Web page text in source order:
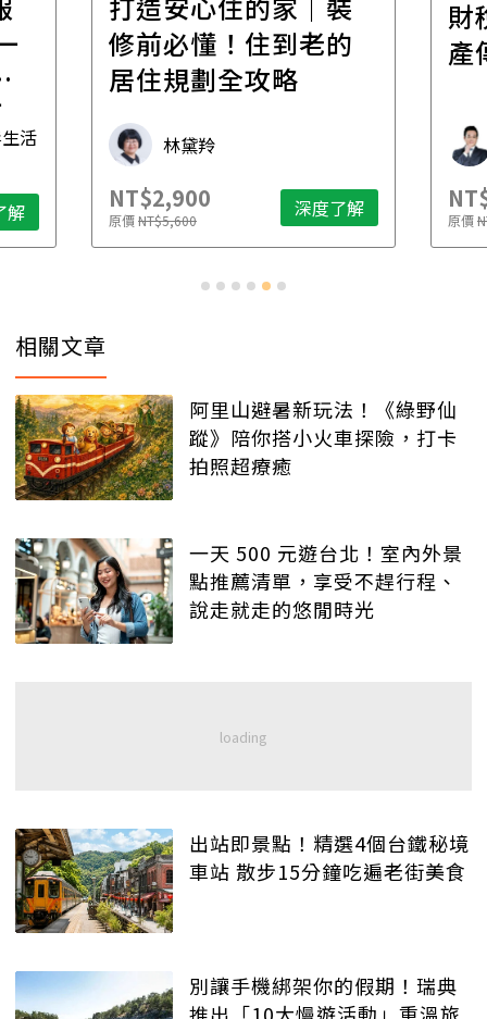
活
解
修前必懂！住到老的
居住規劃全攻略
林黛羚
NT$2,900
原價NT$5,600 深度了解
財
產
原價
相關文章
阿里山避暑新玩法！《綠野仙
蹤》陪你搭小火車探險，打卡
拍照超療癒
一天 500 元遊台北！室內外景
點推薦清單，享受不趕行程、
說走就走的悠閒時光
出站即景點！精選4個台鐵秘境
車站 散步15分鐘吃遍老街美食
別讓手機綁架你的假期！瑞典